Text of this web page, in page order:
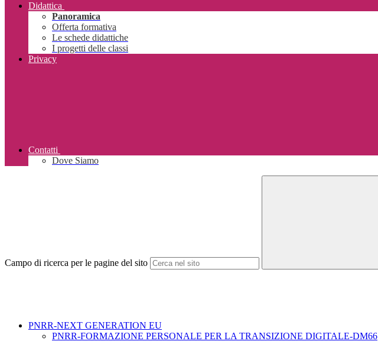
Didattica
Panoramica
Offerta formativa
Le schede didattiche
I progetti delle classi
Privacy
Contatti
Dove Siamo
Campo di ricerca per le pagine del sito
PNRR-NEXT GENERATION EU
PNRR-FORMAZIONE PERSONALE PER LA TRANSIZIONE DIGITALE-DM66